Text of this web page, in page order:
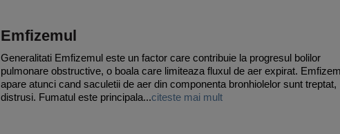
Emfizemul
Generalitati Emfizemul este un factor care contribuie la progresul bolilor
pulmonare obstructive, o boala care limiteaza fluxul de aer expirat.
apare atunci cand saculetii de aer din componenta bronhiolelor sunt treptat,
distrusi. Fumatul este principala...citeste mai mult